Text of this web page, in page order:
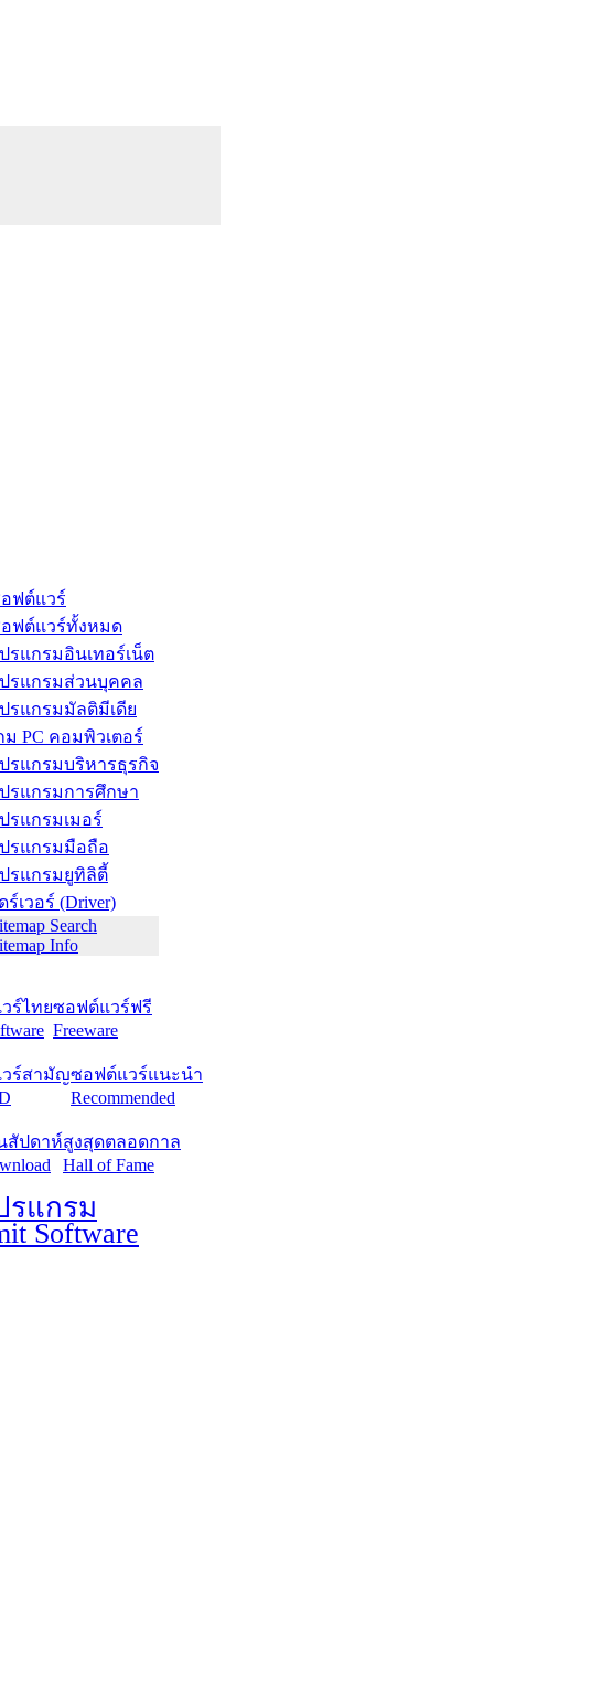
ฟต์แวร์
ฟต์แวร์ทั้งหมด
รแกรมอินเทอร์เน็ต
รแกรมส่วนบุคคล
รแกรมมัลติมีเดีย
ม PC คอมพิวเตอร์
รแกรมบริหารธุรกิจ
รแกรมการศึกษา
รแกรมเมอร์
รแกรมมือถือ
รแกรมยูทิลิตี้
ร์เวอร์ (Driver)
Search
Info
ร์ไทยซอฟต์แวร์ฟรี
Freeware
ร์สามัญซอฟต์แวร์แนะนำ
Recommended
สัปดาห์สูงสุดตลอดกาล
Hall of Fame
รแกรม
Software